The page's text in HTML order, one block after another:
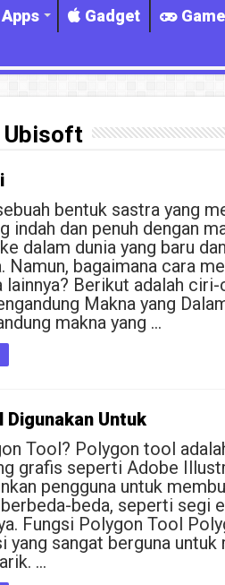
Apps Gadget
Ubisoft
bentuk sastra yang
indah dan penuh dengan
dalam dunia yang baru
Namun, bagaimana cara
lainnya? Berikut adalah
Makna yang
makna yang …
Digunakan Untuk
Tool? Polygon tool
grafis seperti Adobe
pengguna untuk
beda, seperti segi
Fungsi Polygon Tool
yang sangat berguna
…